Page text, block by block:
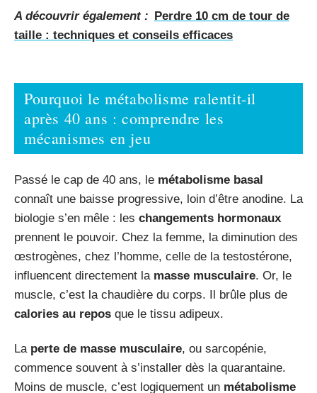
A découvrir également : Perdre 10 cm de tour de
taille : techniques et conseils efficaces
Pourquoi le métabolisme ralentit-il
après 40 ans : comprendre les
mécanismes en jeu
Passé le cap de 40 ans, le métabolisme basal
connaît une baisse progressive, loin d’être anodine. La
biologie s’en mêle : les changements hormonaux
prennent le pouvoir. Chez la femme, la diminution des
œstrogènes, chez l’homme, celle de la testostérone,
influencent directement la masse musculaire. Or, le
muscle, c’est la chaudière du corps. Il brûle plus de
calories au repos que le tissu adipeux.
La perte de masse musculaire, ou sarcopénie,
commence souvent à s’installer dès la quarantaine.
Moins de muscle, c’est logiquement un métabolisme